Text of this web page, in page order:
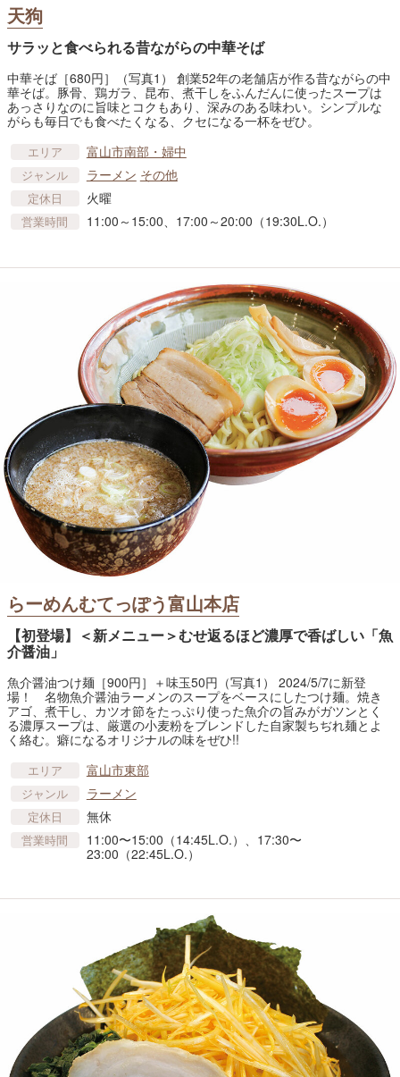
天狗
サラッと食べられる昔ながらの中華そば
中華そば［680円］（写真1） 創業52年の老舗店が作る昔ながらの中
華そば。豚骨、鶏ガラ、昆布、煮干しをふんだんに使ったスープは
あっさりなのに旨味とコクもあり、深みのある味わい。シンプルな
がらも毎日でも食べたくなる、クセになる一杯をぜひ。
エリア 富山市南部・婦中
ジャンル ラーメン その他
定休日 火曜
営業時間 11:00～15:00、17:00～20:00（19:30L.O.）
らーめんむてっぽう富山本店
【初登場】＜新メニュー＞むせ返るほど濃厚で香ばしい「魚
介醤油」
魚介醤油つけ麺［900円］＋味玉50円（写真1） 2024/5/7に新登
場！ 名物魚介醤油ラーメンのスープをベースにしたつけ麺。焼き
アゴ、煮干し、カツオ節をたっぷり使った魚介の旨みがガツンとく
る濃厚スープは、厳選の小麦粉をブレンドした自家製ちぢれ麺とよ
く絡む。癖になるオリジナルの味をぜひ!!
エリア 富山市東部
ジャンル ラーメン
定休日 無休
営業時間
11:00〜15:00（14:45L.O.）、17:30〜
23:00（22:45L.O.）